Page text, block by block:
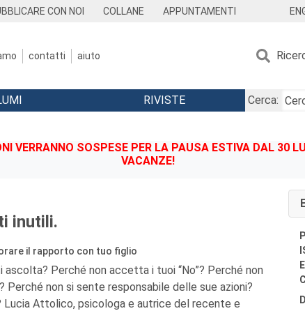
CON NOI COLLANE APPUNTAMENTI
contatti aiuto
RIVISTE
Cerca:
VERRANNO SOSPESE PER LA PAUSA ESTIVA DAL 30
VACANZE!
inutili.
il rapporto con tuo figlio
Perché non accetta i tuoi “No”? Perché non
Perché non si sente responsabile delle sue azioni?
Lucia Attolico, psicologa e autrice del recente e